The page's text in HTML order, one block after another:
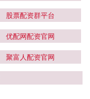
股票配资群平台
优配网配资官网
聚富人配资官网